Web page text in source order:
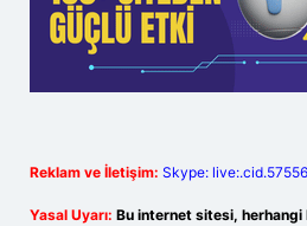
Reklam ve İletişim: Skype:
Yasal Uyarı: Bu internet sitesi, herhangi